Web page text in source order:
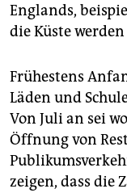
Englands,
die Küste
Frühestens
Läden und
Von Juli an sei
Öffnung von
zeigen, dass die